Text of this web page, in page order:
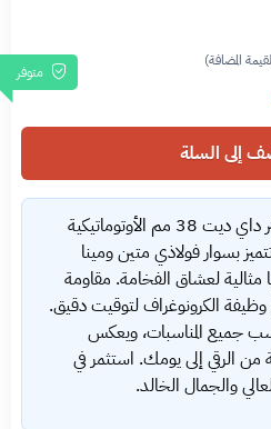
متوفر
المضافة)
ساعة أوميغا سبيدماستر داي ديت 38 مم الأوتوماتيكية
بسوار فولاذي متين ومينا
مثالية لعشاق الفخامة. مقاومة
متر، مع وظيفة الكرونوغراف لتوقيت دقيق.
جميع المناسبات، ويعكس
الرقي إلى يومك. استثمر في
والجمال الخالد.